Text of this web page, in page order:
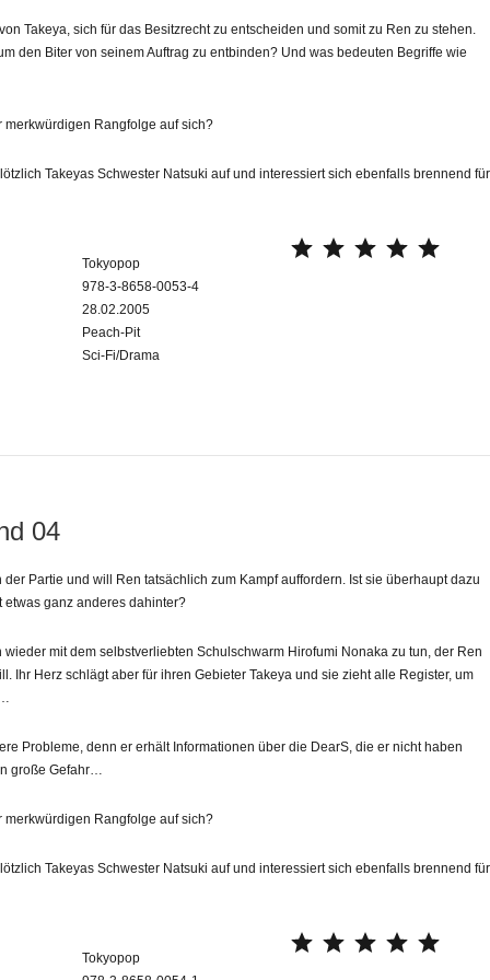
Takeya, sich für das Besitzrecht zu entscheiden und somit zu Ren zu stehen.
den Biter von seinem Auftrag zu entbinden? Und was bedeuten Begriffe wie
merkwürdigen Rangfolge auf sich?
Takeyas Schwester Natsuki auf und interessiert sich ebenfalls brennend für
Tokyopop
978-3-8658-0053-4
28.02.2005
Peach-Pit
Sci-Fi/Drama
⭐⭐⭐⭐⭐
04
der Partie und will Ren tatsächlich zum Kampf auffordern. Ist sie überhaupt dazu
etwas ganz anderes dahinter?
wieder mit dem selbstverliebten Schulschwarm Hirofumi Nonaka zu tun, der Ren
Ihr Herz schlägt aber für ihren Gebieter Takeya und sie zieht alle Register, um
Probleme, denn er erhält Informationen über die DearS, die er nicht haben
große Gefahr…
merkwürdigen Rangfolge auf sich?
Takeyas Schwester Natsuki auf und interessiert sich ebenfalls brennend für
Tokyopop
⭐⭐⭐⭐⭐